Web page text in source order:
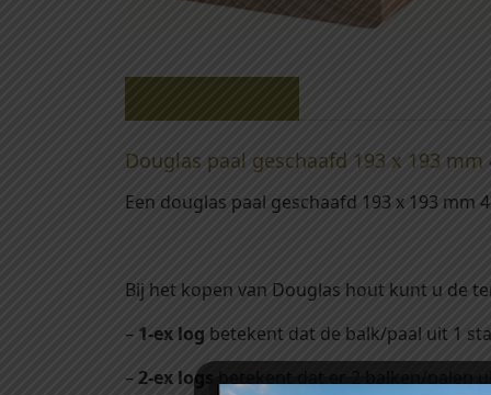
Douglas paal geschaafd 193 x 193 mm
Een douglas paal geschaafd 193 x 193
Bij het kopen van Douglas hout kunt u de
– 1-ex log betekent dat de balk/paal uit 1
–2-ex logs
betekent dat er 2 balken/palen